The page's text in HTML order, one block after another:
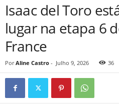
Isaac del Toro
lugar na etapa 6
France
Por Aline Castro - Julho 9, 2026 36